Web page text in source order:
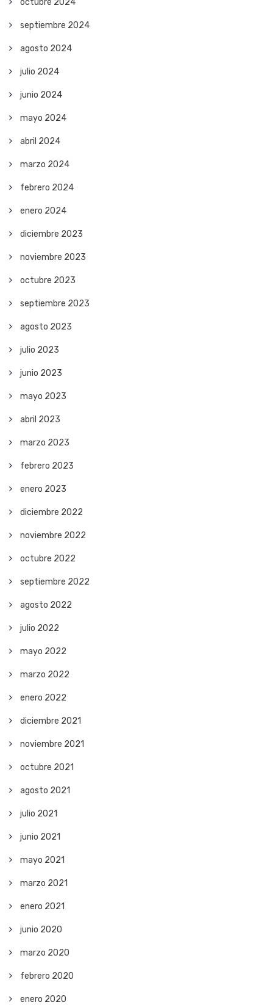
septiembre 2024
agosto 2024
julio 2024
junio 2024
mayo 2024
abril 2024
marzo 2024
febrero 2024
enero 2024
diciembre 2023
noviembre 2023
octubre 2023
septiembre 2023
agosto 2023
julio 2023
junio 2023
mayo 2023
abril 2023
marzo 2023
febrero 2023
enero 2023
diciembre 2022
noviembre 2022
octubre 2022
septiembre 2022
agosto 2022
julio 2022
mayo 2022
marzo 2022
enero 2022
diciembre 2021
noviembre 2021
octubre 2021
agosto 2021
julio 2021
junio 2021
mayo 2021
marzo 2021
enero 2021
junio 2020
marzo 2020
febrero 2020
enero 2020